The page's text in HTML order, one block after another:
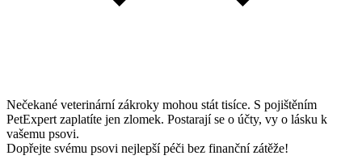
Nečekané veterinární zákroky mohou stát tisíce. S pojištěním
PetExpert zaplatíte jen zlomek. Postarají se o účty, vy o lásku k
vašemu psovi.
Dopřejte svému psovi nejlepší péči bez finanční zátěže!